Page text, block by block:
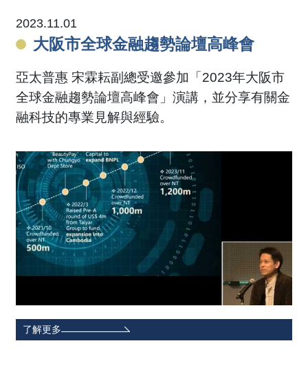
2023.11.01
大阪市全球金融趨勢論壇高峰會
亞太普惠 宋霖耘副總受邀參加「2023年大阪市
全球金融趨勢論壇高峰會」演講，並分享有關金
融科技的專業見解與經驗。
了解更多